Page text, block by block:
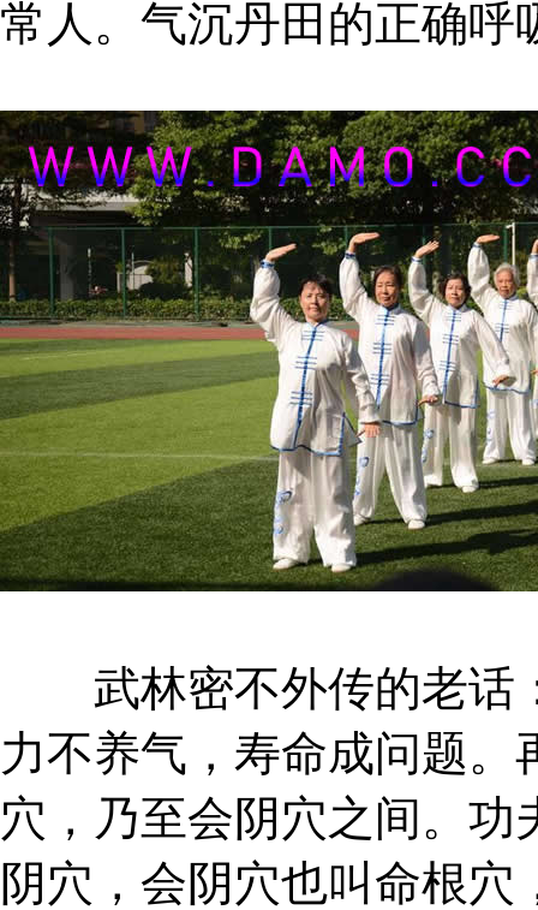
常人。气沉丹田的正确呼
武林密不外传的老话
力不养气，寿命成问题
穴，乃至会阴穴之间。
阴穴，会阴穴也叫命根